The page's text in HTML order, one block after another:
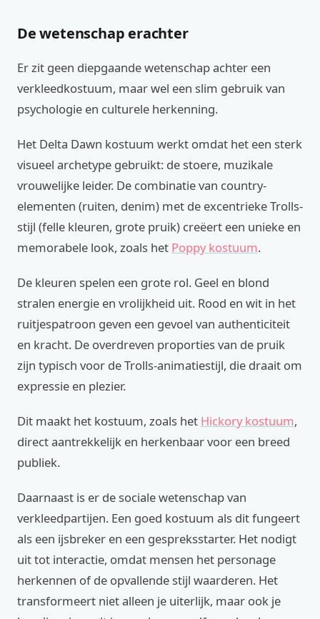
De wetenschap erachter
Er zit geen diepgaande wetenschap achter een
verkleedkostuum, maar wel een slim gebruik van
psychologie en culturele herkenning.
Het Delta Dawn kostuum werkt omdat het een sterk
visueel archetype gebruikt: de stoere, muzikale
vrouwelijke leider. De combinatie van country-
elementen (ruiten, denim) met de excentrieke Trolls-
stijl (felle kleuren, grote pruik) creëert een unieke en
memorabele look, zoals het Poppy kostuum.
De kleuren spelen een grote rol. Geel en blond
stralen energie en vrolijkheid uit. Rood en wit in het
ruitjespatroon geven een gevoel van authenticiteit
en kracht. De overdreven proporties van de pruik
zijn typisch voor de Trolls-animatiestijl, die draait om
expressie en plezier.
Dit maakt het kostuum, zoals het Hickory kostuum,
direct aantrekkelijk en herkenbaar voor een breed
publiek.
Daarnaast is er de sociale wetenschap van
verkleedpartijen. Een goed kostuum als dit fungeert
als een ijsbreker en een gespreksstarter. Het nodigt
uit tot interactie, omdat mensen het personage
herkennen of de opvallende stijl waarderen. Het
transformeert niet alleen je uiterlijk, maar ook je